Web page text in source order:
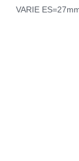
VARIE